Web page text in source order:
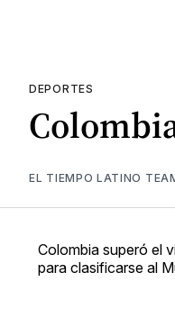
DEPORTES
EL TIEMPO LATINO
Colombia superó el
para clasificarse al